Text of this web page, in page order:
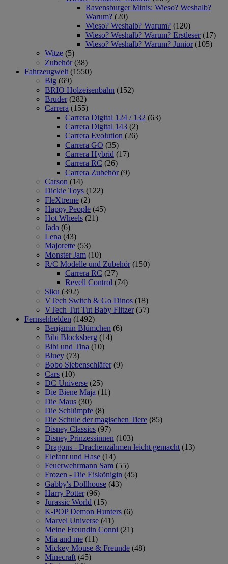
Ravensburger Minis: Wieso? Weshalb?
Warum? (20)
Wieso? Weshalb? Warum? (120)
Wieso? Weshalb? Warum? Erstleser (17)
Wieso? Weshalb? Warum? Junior (105)
Witze (5)
Zubehör (38)
Fahrzeugwelt (1550)
Big (69)
BRIO Holzeisenbahn (152)
Bruder (282)
Carrera (155)
Carrera Digital 124 / 132 (63)
Carrera Digital 143 (2)
Carrera Evolution (26)
Carrera GO (35)
Carrera Hybrid (17)
Carrera RC (26)
Carrera Zubehör (9)
Carson (14)
Dickie Toys (122)
FleXtreme (2)
Happy People (45)
Hot Wheels (21)
Jada (6)
Lena (43)
Majorette (53)
Monster Jam (10)
R/C Modelle und Zubehör (150)
Carrera RC (27)
Revell Control (74)
Siku (392)
VTech Switch & Go Dinos (18)
VTech Tut Tut Baby Flitzer (57)
Fernsehhelden (1492)
Benjamin Blümchen (6)
Bibi Blocksberg (14)
Bibi und Tina (10)
Bluey (73)
Bobo Siebenschläfer (9)
Cars (10)
DC Universe (25)
Die Biene Maja (11)
Die Maus (30)
Die Schlümpfe (8)
Die Schule der magischen Tiere (85)
Disney Classics (97)
Disney Prinzessinnen (103)
Dragons - Drachenzähmen leicht gemacht (13)
Elefant und Hase (14)
Feuerwehrmann Sam (55)
Frozen - Die Eiskönigin (45)
Gabby's Dollhouse (43)
Harry Potter (96)
Jurassic World (15)
K-POP Demon Hunters (6)
Marvel Universe (41)
Meine Freundin Conni (21)
Mia and me (11)
Mickey Mouse & Freunde (48)
Minecraft (45)